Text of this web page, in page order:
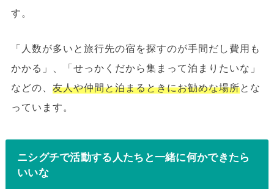
す。
「人数が多いと旅行先の宿を探すのが手間だし費用も
かかる」、「せっかくだから集まって泊まりたいな」
などの、 友人や仲間と泊まるときにお勧めな場所とな
っています。
ニシグチで活動する人たちと一緒に何かできたら
いいな